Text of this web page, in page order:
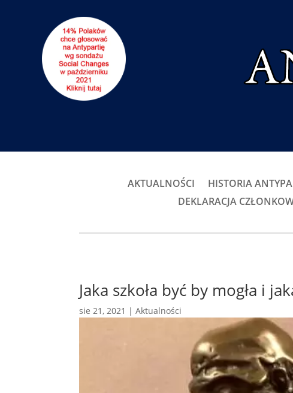
AKTUALNOŚCI HISTORIA
DEKLARACJA
Jaka szkoła być by mogła i
sie 21, 2021 | Aktualności